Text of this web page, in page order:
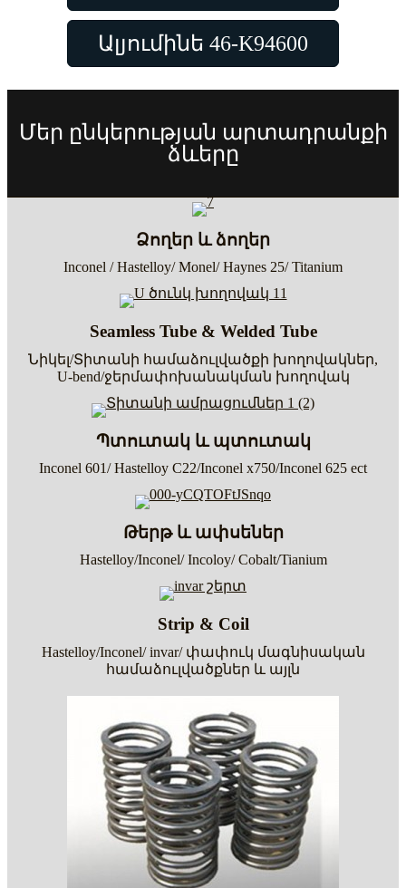
Ալյումինե 46-K94600
Մեր ընկերության արտադրանքի
ձևերը
Ձողեր և ձողեր
Inconel / Hastelloy/ Monel/ Haynes 25/ Titanium
Seamless Tube & Welded Tube
Նիկել/Տիտանի համաձուլվածքի խողովակներ,
U-bend/ջերմափոխանակման խողովակ
Պտուտակ և պտուտակ
Inconel 601/ Hastelloy C22/Inconel x750/Inconel 625 ect
Թերթ և ափսեներ
Hastelloy/Inconel/ Incoloy/ Cobalt/Tianium
Strip & Coil
Hastelloy/Inconel/ invar/ փափուկ մագնիսական
համաձուլվածքներ և այլն